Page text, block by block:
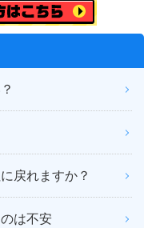
戻れますか？
は不安